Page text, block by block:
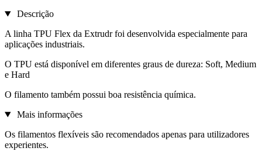
Descrição
A linha TPU Flex da Extrudr foi desenvolvida especialmente para
aplicações industriais.
O TPU está disponível em diferentes graus de dureza: Soft, Medium
e Hard
O filamento também possui boa resistência química.
Mais informações
Os filamentos flexíveis são recomendados apenas para utilizadores
experientes.